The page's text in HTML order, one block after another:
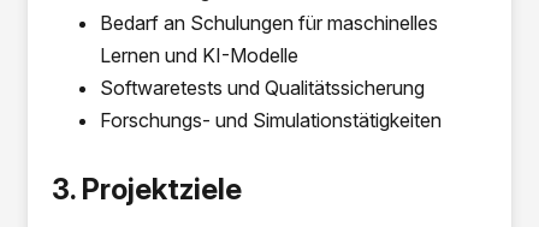
Bedarf an Schulungen für maschinelles
Lernen und KI-Modelle
Softwaretests und Qualitätssicherung
Forschungs- und Simulationstätigkeiten
3. Projektziele